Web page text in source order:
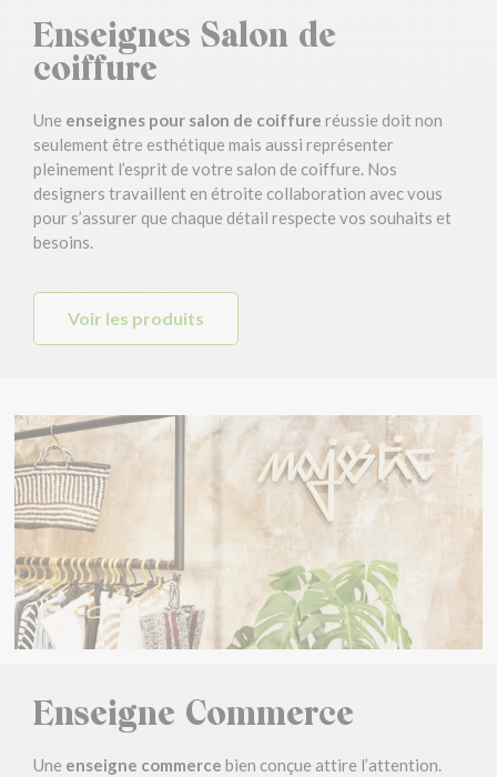
Enseignes Salon de
coiffure
Une enseignes pour salon de coiffure réussie doit non
seulement être esthétique mais aussi représenter
pleinement l’esprit de votre salon de coiffure. Nos
designers travaillent en étroite collaboration avec vous
pour s’assurer que chaque détail respecte vos souhaits et
besoins.
Voir les produits
Enseigne Commerce
Une enseigne commerce bien conçue attire l’attention.